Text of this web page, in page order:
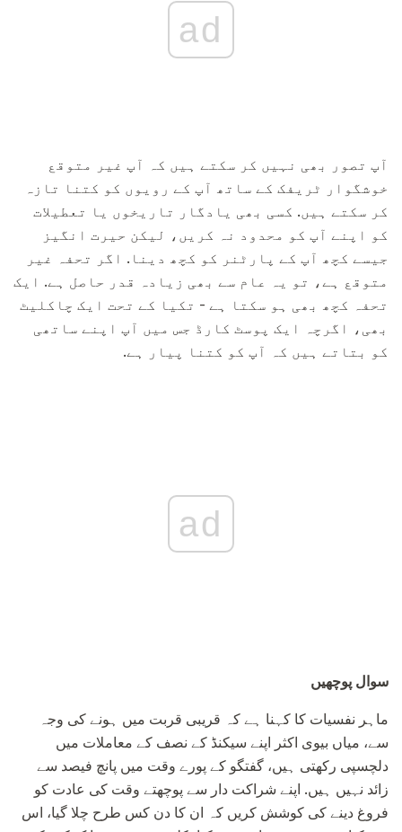
ad
آپ تصور بھی نہیں کر سکتے ہیں کہ آپ غیر متوقع
خوشگوار ٹریفک کے ساتھ آپ کے رویوں کو کتنا تازہ
کر سکتے ہیں. کسی بھی یادگار تاریخوں یا تعطیلات
کو اپنے آپ کو محدود نہ کریں، لیکن حیرت انگیز
جیسے کچھ آپ کے پارٹنر کو کچھ دینا. اگر تحفہ غیر
متوقع ہے، تو یہ عام سے بھی زیادہ قدر حاصل ہے. ایک
تحفہ کچھ بھی ہو سکتا ہے - تکیا کے تحت ایک چاکلیٹ
بھی، اگرچہ ایک پوسٹ کارڈ جس میں آپ اپنے ساتھی
کو بتاتے ہیں کہ آپ کو کتنا پیار ہے.
ad
سوال پوچھیں
ماہر نفسیات کا کہنا ہے کہ قریبی قربت میں ہونے کی وجہ
سے، میاں بیوی اکثر اپنے سیکنڈ کے نصف کے معاملات میں
دلچسپی رکھتی ہیں، گفتگو کے پورے وقت میں پانچ فیصد سے
زائد نہیں ہیں. اپنے شراکت دار سے پوچھتے وقت کی عادت کو
فروغ دینے کی کوشش کریں کہ ان کا دن کس طرح چلا گیا، اس